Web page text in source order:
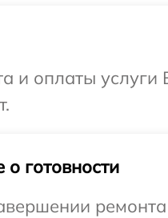
и оплаты
готовности
ремонта